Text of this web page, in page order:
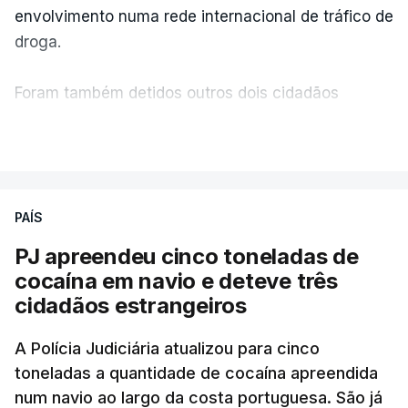
classificadas e que o processo está a decorrer
"com normalidade e tranquilidade".
c/ Lusa
envolvimento numa rede internacional de tráfico de
droga.
Foram também detidos outros dois cidadãos
O elemento da tripulação encontrado morto
único detido que poderia dar mais informações
O corpo foi encontrado pelos guardas prisionais
pelas 8h00 desta quarta-feira. A RTP apurou que
não existe videovigilância nas celas, mas há
câmaras nos corredores das instalações.
PAÍS
PJ apreendeu cinco toneladas de
cocaína em navio e deteve três
cidadãos estrangeiros
A Polícia Judiciária atualizou para cinco
toneladas a quantidade de cocaína apreendida
num navio ao largo da costa portuguesa. São já